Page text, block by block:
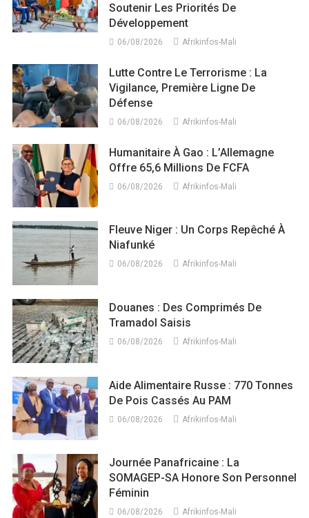
Soutenir Les Priorités De
Développement
06/08/2026 Afrikinfos-Mali
Lutte Contre Le Terrorisme : La
Vigilance, Première Ligne De
Défense
06/08/2026 Afrikinfos-Mali
Humanitaire À Gao : L’Allemagne
Offre 65,6 Millions De FCFA
06/08/2026 Afrikinfos-Mali
Fleuve Niger : Un Corps Repêché À
Niafunké
06/08/2026 Afrikinfos-Mali
Douanes : Des Comprimés De
Tramadol Saisis
06/08/2026 Afrikinfos-Mali
Aide Alimentaire Russe : 770 Tonnes
De Pois Cassés Au PAM
06/08/2026 Afrikinfos-Mali
Journée Panafricaine : La
SOMAGEP-SA Honore Son Personnel
Féminin
06/08/2026 Afrikinfos-Mali